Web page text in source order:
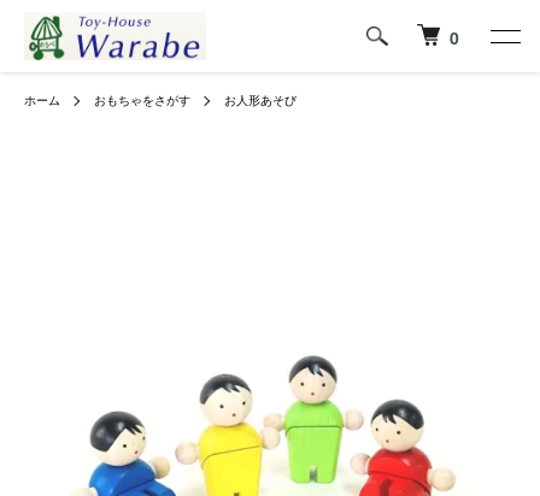
0
ホーム おもちゃをさがす お人形あそび